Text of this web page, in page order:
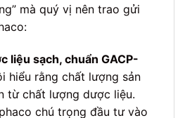
mà quý vị nên trao gửi
liệu sạch, chuẩn GACP-
hiểu rằng chất lượng sản
từ chất lượng dược liệu.
chú trọng đầu tư vào